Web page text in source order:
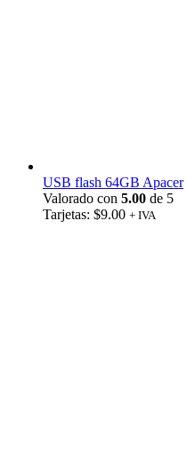
USB flash 64GB Apacer
Valorado con 5.00 de 5
Tarjetas: $9.00 + IVA